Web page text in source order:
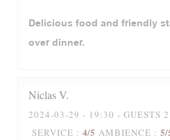
Delicious food and friendly
over dinner.
NiclasV
2024-03-29 - 19:30 - GUESTS 2
SERVICE : 4/5 AMBIENCE : 5/